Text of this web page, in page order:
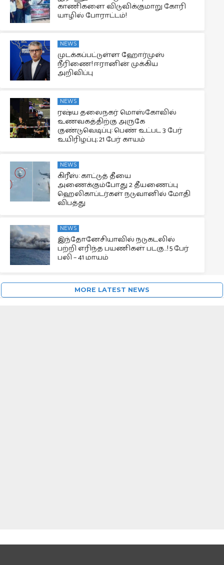
காணிகளை விடுவிக்குமாறு கோரி
யாழில் போராட்டம்!
NEWS
முடக்கப்பட்டுள்ள ஹோர்முஸ்
நீரிணை! ஈரானின் முக்கிய
அறிவிப்பு
NEWS
ரஷ்ய தலைநகர் மொஸ்கோவில்
உணவகத்திற்கு அருகே
குண்டுவெடிப்பு: பெண் உட்பட 3 பேர்
உயிரிழப்பு; 21 பேர் காயம்
NEWS
கிரீஸ்: காட்டுத் தீயை
அணைக்கும்போது 2 தீயணைப்பு
ஹெலிகாப்டர்கள் நடுவானில் மோதி
விபத்து
NEWS
இந்தோனேசியாவில் நடுகடலில்
பற்றி எரிந்த பயணிகள் படகு…! 5 பேர்
பலி – 41 மாயம்
MORE LATEST NEWS